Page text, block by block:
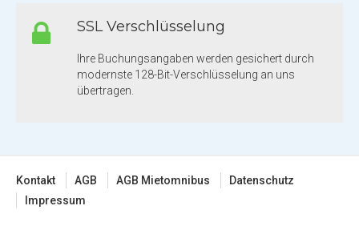
SSL Verschlüsselung
Ihre Buchungsangaben werden gesichert durch
modernste 128-Bit-Verschlüsselung an uns
übertragen.
Kontakt AGB AGB Mietomnibus
Datenschutz
Impressum